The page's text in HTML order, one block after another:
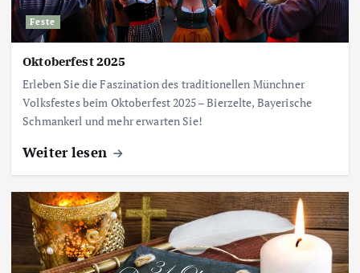
Feste
Oktoberfest 2025
Erleben Sie die Faszination des traditionellen Münchner
Volksfestes beim Oktoberfest 2025 – Bierzelte, Bayerische
Schmankerl und mehr erwarten Sie!
Weiter lesen